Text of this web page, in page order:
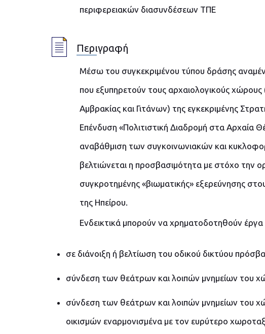
περιφερειακών διασυνδέσεων ΤΠΕ
Περιγραφή
Μέσω του συγκεκριμένου τύπου δράσης
που εξυπηρετούν τους αρχαιολογικούς
Αμβρακίας και Γιτάνων) της εγκεκριμένης
Επένδυση «Πολιτιστική Διαδρομή στα Αρχαία
αναβάθμιση των συγκοινωνιακών και
βελτιώνεται η προσβασιμότητα με στόχο την
συγκροτημένης «βιωματικής» εξερεύνησης
της Ηπείρου.
Ενδεικτικά μπορούν να χρηματοδοτηθούν
σε διάνοιξη ή βελτίωση του οδικού δικτύου
σύνδεση των θεάτρων και λοιπών μνημείων του
σύνδεση των θεάτρων και λοιπών μνημείων του
οικισμών εναρμονισμένα με τον ευρύτερο